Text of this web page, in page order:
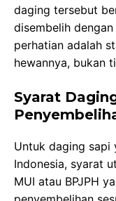
daging tersebut
disembelih
perhatian adalah
hewannya, bukan
Syarat
Untuk daging sapi
Indonesia, syarat
MUI atau BPJPH